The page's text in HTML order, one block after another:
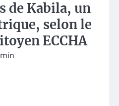
de Kabila, un
selon le
ECCHA